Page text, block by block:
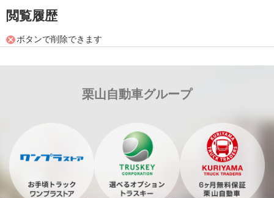
閲覧履歴
ボタンで削除できます
栗山自動車グループ